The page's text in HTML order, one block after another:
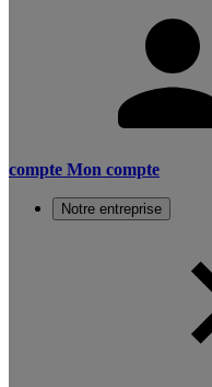
compte Mon compte
Notre entreprise